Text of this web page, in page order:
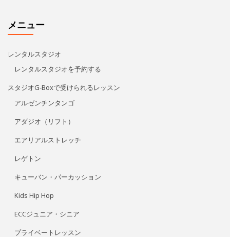
メニュー
レンタルスタジオ
レンタルスタジオを予約する
スタジオG-Boxで受けられるレッスン
アルゼンチンタンゴ
アダジオ（リフト）
エアリアルストレッチ
レゲトン
キューバン・パーカッション
Kids Hip Hop
ECCジュニア・シニア
プライベートレッスン